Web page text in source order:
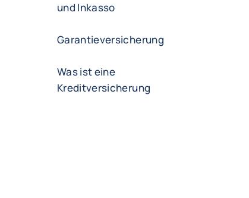
und Inkasso
Garantieversicherung
Was ist eine
Kreditversicherung